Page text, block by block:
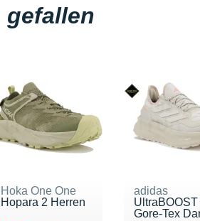
gefallen
Hoka One One
Hopara 2 Herren
adidas
UltraBOOST
Gore-Tex